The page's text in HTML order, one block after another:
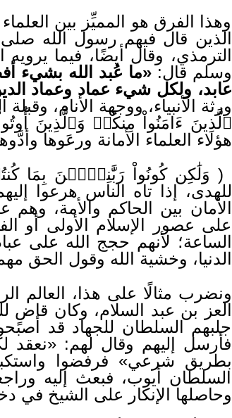
وهذا الفرق هو المميِّز بين
الذين قال فيهم رسول الله
الترمذي، وقال أيضًا، فيما
وسلم قال:«ما عُبد الله بشيء
عابد، ولكل شيء عماد وعماد
ورثة الأنبياء، ووجهة الأنام،
هؤلاء العلماء الأمانة ورعَوها
للهدى، إذا تاه الناس هرعوا
الأمان بين الحاكم والأمة،
على عصور الإسلام الأولى أو
الساعة؛ لأنهم حجج الله على
الدنيا، وخشية الله وقول الحق
ونضرب مثالًا على هذا، العالم
العز بن عبد السلام، وكان قاضٍ
جلبهم السلطان للجهاد قد
فأرسل إليهم وقال لهم: «نعقد
بطريق شرعي» فرفضوا
السلطان أيوب، فبعث إليه
وحاصلها الإنكار على الشيخ في